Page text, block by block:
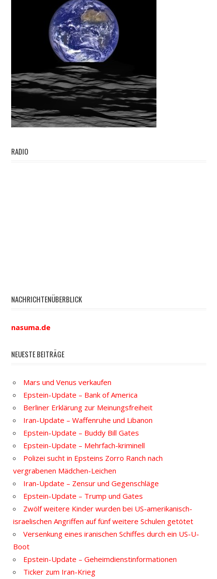
RADIO
NACHRICHTENÜBERBLICK
nasuma.de
NEUESTE BEITRÄGE
Mars und Venus verkaufen
Epstein-Update – Bank of America
Berliner Erklärung zur Meinungsfreiheit
Iran-Update – Waffenruhe und Libanon
Epstein-Update – Buddy Bill Gates
Epstein-Update – Mehrfach-kriminell
Polizei sucht in Epsteins Zorro Ranch nach
vergrabenen Mädchen-Leichen
Iran-Update – Zensur und Gegenschläge
Epstein-Update – Trump und Gates
Zwölf weitere Kinder wurden bei US-amerikanisch-
israelischen Angriffen auf fünf weitere Schulen getötet
Versenkung eines iranischen Schiffes durch ein US-U-
Boot
Epstein-Update – Geheimdienstinformationen
Ticker zum Iran-Krieg